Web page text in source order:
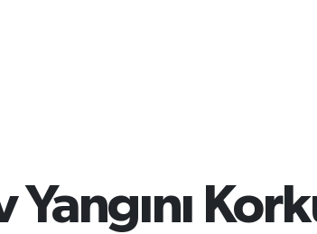
Yangını